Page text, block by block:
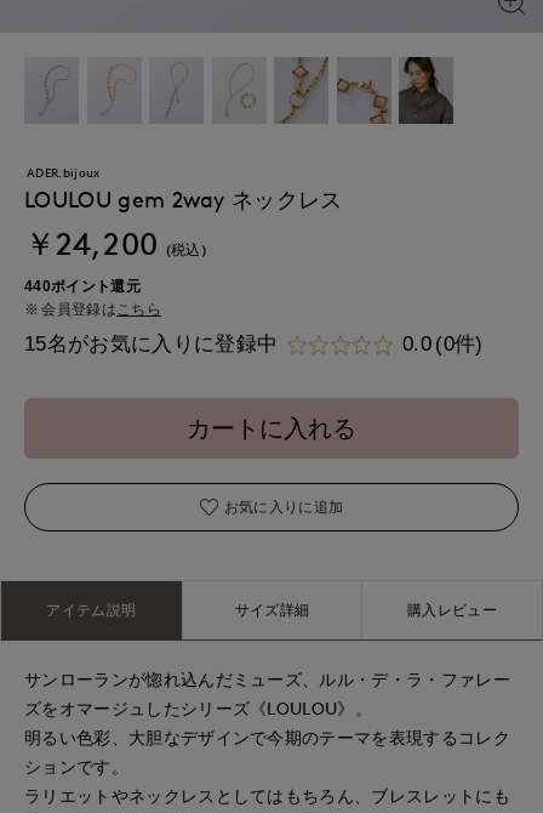
ADER.bijoux
LOULOU gem 2way ネックレス
￥24,200 (税込)
440ポイント還元
会員登録は こちら
15名がお気に入りに登録中 0.0 (0件)
カートに入れる
お気に入りに追加
アイテム説明 サイズ詳細 購入レビュー
サンローランが惚れ込んだミューズ、ルル・デ・ラ・ファレー
ズをオマージュしたシリーズ《LOULOU》。
明るい色彩、大胆なデザインで今期のテーマを表現するコレク
ションです。
ラリエットやネックレスとしてはもちろん、ブレスレットにも